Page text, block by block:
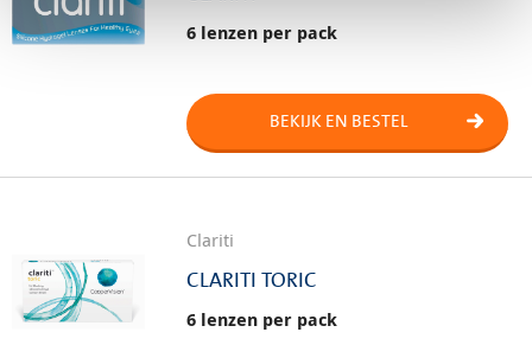
6 lenzen per pack
BEKIJK EN BESTEL
Clariti
CLARITI TORIC
6 lenzen per pack